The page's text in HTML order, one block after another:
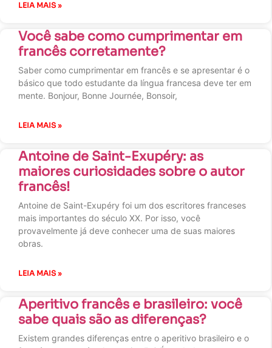
LEIA MAIS »
Você sabe como cumprimentar em
francês corretamente?
Saber como cumprimentar em francês e se apresentar é o
básico que todo estudante da língua francesa deve ter em
mente. Bonjour, Bonne Journée, Bonsoir,
LEIA MAIS »
Antoine de Saint-Exupéry: as
maiores curiosidades sobre o autor
francês!
Antoine de Saint-Exupéry foi um dos escritores franceses
mais importantes do século XX. Por isso, você
provavelmente já deve conhecer uma de suas maiores
obras.
LEIA MAIS »
Aperitivo francês e brasileiro: você
sabe quais são as diferenças?
Existem grandes diferenças entre o aperitivo brasileiro e o